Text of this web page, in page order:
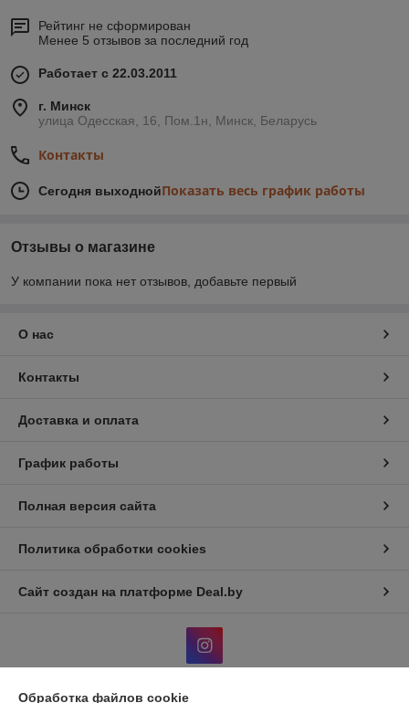
Рейтинг не сформирован
Менее 5 отзывов за последний год
Работает с 22.03.2011
г. Минск
улица Одесская, 16, Пом.1н, Минск, Беларусь
Контакты
Сегодня выходнойПоказать весь график работы
Отзывы о магазине
У компании пока нет отзывов, добавьте первый
О нас
Контакты
Доставка и оплата
График работы
Полная версия сайта
Политика обработки cookies
Сайт создан на платформе Deal.by
Обработка файлов cookie